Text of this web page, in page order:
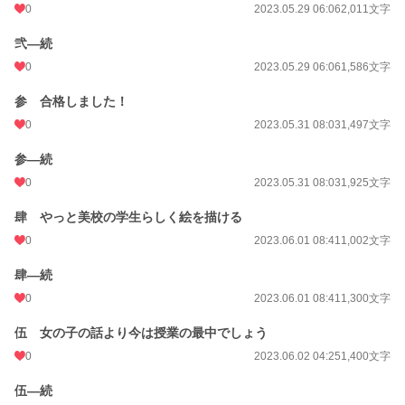
週間ポイント
月間ポイント
年間ポイント
累計ポイント 8,239 pt (104,709 位)
0 2023.05.29 06:062,011文字
弐―続
0 2023.05.29 06:061,586文字
参 合格しました！
0 2023.05.31 08:031,497文字
参―続
0 2023.05.31 08:031,925文字
肆 やっと美校の学生らしく絵を描ける
0 2023.06.01 08:411,002文字
肆―続
0 2023.06.01 08:411,300文字
伍 女の子の話より今は授業の最中でしょう
0 2023.06.02 04:251,400文字
伍―続